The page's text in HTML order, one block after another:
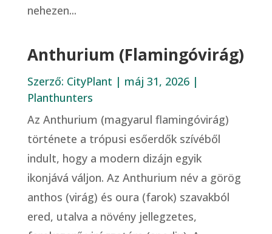
nehezen...
Anthurium (Flamingóvirág)
Szerző: CityPlant | máj 31, 2026|
Planthunters
Az Anthurium (magyarul flamingóvirág)
története a trópusi esőerdők szívéből
indult, hogy a modern dizájn egyik
ikonjává váljon. Az Anthurium név a görög
anthos (virág) és oura (farok) szavakból
ered, utalva a növény jellegzetes,